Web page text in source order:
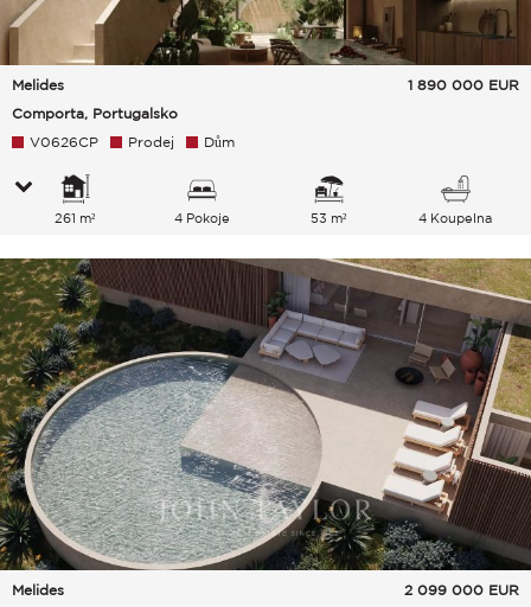
Melides
Comporta, Portugalsko
1 890 000 EUR
V0626CP Prodej Dům
261 m² 4 Pokoje 53 m² 4 Koupelna
Melides
2 099 000 EUR